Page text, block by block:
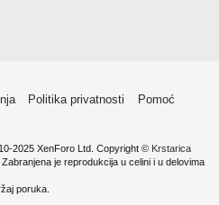
Politika privatnosti
Pomoć
2025 XenForo Ltd. Copyright © Krstarica
je reprodukcija u celini i u delovima
poruka.